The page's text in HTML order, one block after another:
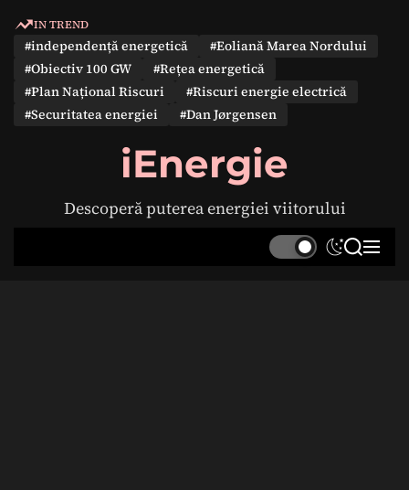
IN TREND
#independență energetică
#Eoliană Marea Nordului
#Obiectiv 100 GW
#Rețea energetică
#Plan Național Riscuri
#Riscuri energie electrică
#Securitatea energiei
#Dan Jørgensen
iEnergie
Descoperă puterea energiei viitorului
S
S M